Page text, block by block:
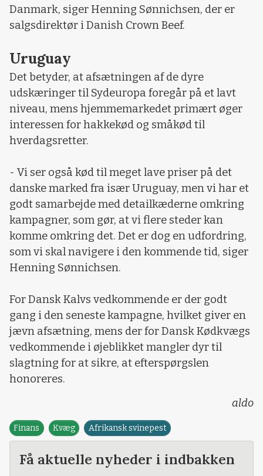
Danmark, siger Henning Sønnichsen, der er
salgsdirektør i Danish Crown Beef.
Uruguay
Det betyder, at afsætningen af de dyre
udskæringer til Sydeuropa foregår på et lavt
niveau, mens hjemmemarkedet primært øger
interessen for hakkekød og småkød til
hverdagsretter.
- Vi ser også kød til meget lave priser på det
danske marked fra især Uruguay, men vi har et
godt samarbejde med detailkæderne omkring
kampagner, som gør, at vi flere steder kan
komme omkring det. Det er dog en udfordring,
som vi skal navigere i den kommende tid, siger
Henning Sønnichsen.
For Dansk Kalvs vedkommende er der godt
gang i den seneste kampagne, hvilket giver en
jævn afsætning, mens der for Dansk Kødkvægs
vedkommende i øjeblikket mangler dyr til
slagtning for at sikre, at efterspørgslen
honoreres.
aldo
Finans Kvæg Afrikansk svinepest
Få aktuelle nyheder i indbakken